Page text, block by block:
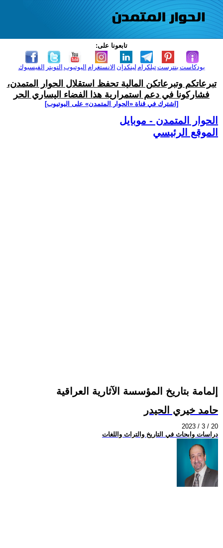
تابعونا على:
الفيسبوك التويتر اليوتيوب الانستغرام لينكدإن تيلكرامبنترست بودكاست
تبرعاتكم وتبرعاتكن المالية تحفظ استقلال الحوار المتمدن،
فشاركونا في دعم استمرارية هذا الفضاء اليساري الحر
[اشترك في قناة ‫«الحوار المتمدن» على اليوتيوب]
الحوار المتمدن - موبايل
الموقع الرئيسي
إلمامة بتاريخ المؤسسة الآثارية العراقية
حامد خيري الحيدر
2023 / 3 / 20
دراسات وابحاث في التاريخ والتراث واللغات